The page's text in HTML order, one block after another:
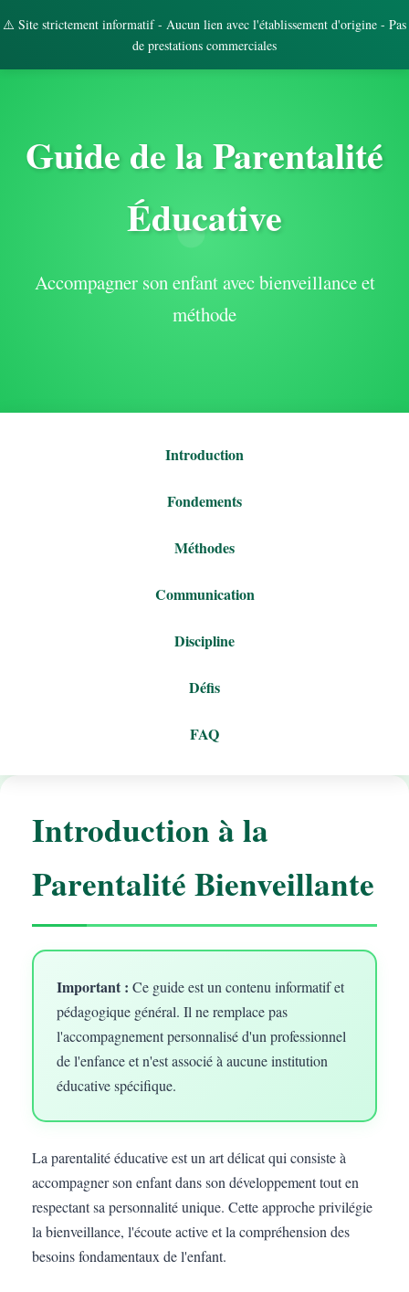
⚠️ Site strictement informatif - Aucun lien avec l'établissement d'origine - Pas
de prestations commerciales
Guide de la Parentalité
Éducative
Accompagner son enfant avec bienveillance et
méthode
Introduction
Fondements
Méthodes
Communication
Discipline
Défis
FAQ
Introduction à la
Parentalité Bienveillante
Important : Ce guide est un contenu informatif et
pédagogique général. Il ne remplace pas
l'accompagnement personnalisé d'un professionnel
de l'enfance et n'est associé à aucune institution
éducative spécifique.
La parentalité éducative est un art délicat qui consiste à
accompagner son enfant dans son développement tout en
respectant sa personnalité unique. Cette approche privilégie
la bienveillance, l'écoute active et la compréhension des
besoins fondamentaux de l'enfant.